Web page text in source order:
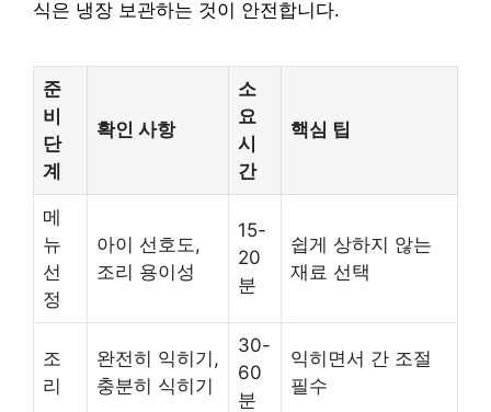
식은 냉장 보관하는 것이 안전합니다.
준
비
단
계
확인 사항
소
요
시
간
핵심 팁
메
뉴
선
정
아이 선호도,
조리 용이성
15-
20
분
쉽게 상하지 않는
재료 선택
조
리
완전히 익히기,
충분히 식히기
30-
60
분
익히면서 간 조절
필수